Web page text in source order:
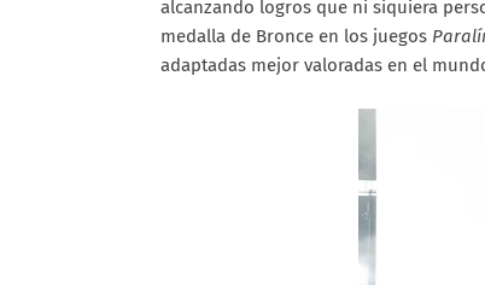
alcanzando logros que ni siquiera
medalla de Bronce en los juegos
adaptadas mejor valoradas en el